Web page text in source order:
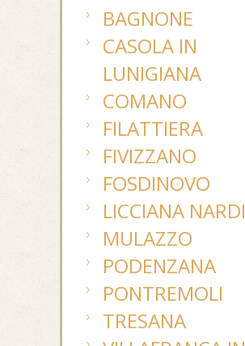
BAGNONE
CASOLA IN
LUNIGIANA
COMANO
FILATTIERA
FIVIZZANO
FOSDINOVO
LICCIANA NARDI
MULAZZO
PODENZANA
PONTREMOLI
TRESANA